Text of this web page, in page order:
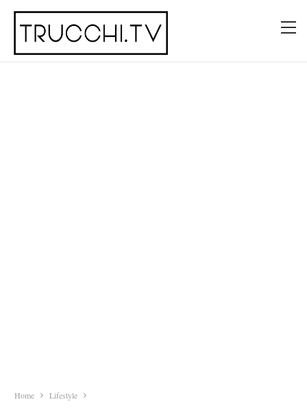
Home Lifestyle